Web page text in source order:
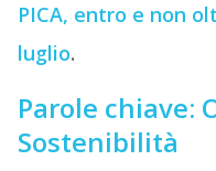
PICA, entro e non
luglio.
Parole chiave:
Sostenibilità